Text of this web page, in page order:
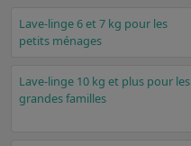
Lave-linge 6 et 7 kg pour les
petits ménages
Lave-linge 10 kg et plus pour les
grandes familles